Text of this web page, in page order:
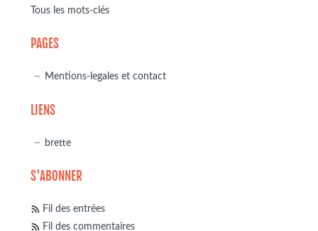
Tous les mots-clés
PAGES
Mentions-legales et contact
LIENS
brette
S'ABONNER
Fil des entrées
Fil des commentaires